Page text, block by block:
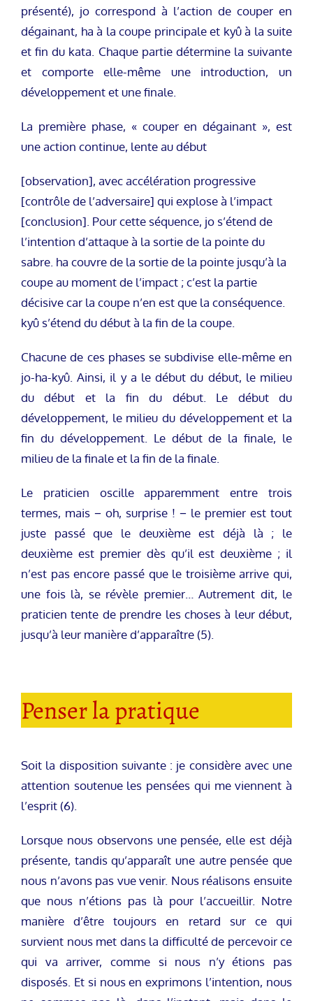
présenté), jo correspond à l’action de couper en
dégainant, ha à la coupe principale et kyû à la suite
et fin du kata. Chaque partie détermine la suivante
et comporte elle-même une introduction, un
développement et une finale.
La première phase, « couper en dégainant », est
une action continue, lente au début
[observation], avec accélération progressive
[contrôle de l’adversaire] qui explose à l’impact
[conclusion]. Pour cette séquence, jo s’étend de
l’intention d’attaque à la sortie de la pointe du
sabre. ha couvre de la sortie de la pointe jusqu’à la
coupe au moment de l’impact ; c’est la partie
décisive car la coupe n’en est que la conséquence.
kyû s’étend du début à la fin de la coupe.
Chacune de ces phases se subdivise elle-même en
jo-ha-kyû. Ainsi, il y a le début du début, le milieu
du début et la fin du début. Le début du
développement, le milieu du développement et la
fin du développement. Le début de la finale, le
milieu de la finale et la fin de la finale.
Le praticien oscille apparemment entre trois
termes, mais − oh, surprise ! − le premier est tout
juste passé que le deuxième est déjà là ; le
deuxième est premier dès qu’il est deuxième ; il
n’est pas encore passé que le troisième arrive qui,
une fois là, se révèle premier… Autrement dit, le
praticien tente de prendre les choses à leur début,
jusqu’à leur manière d’apparaître (5).
Penser la pratique
Soit la disposition suivante : je considère avec une
attention soutenue les pensées qui me viennent à
l’esprit (6).
Lorsque nous observons une pensée, elle est déjà
présente, tandis qu’apparaît une autre pensée que
nous n’avons pas vue venir. Nous réalisons ensuite
que nous n’étions pas là pour l’accueillir. Notre
manière d’être toujours en retard sur ce qui
survient nous met dans la difficulté de percevoir ce
qui va arriver, comme si nous n’y étions pas
disposés. Et si nous en exprimons l’intention, nous